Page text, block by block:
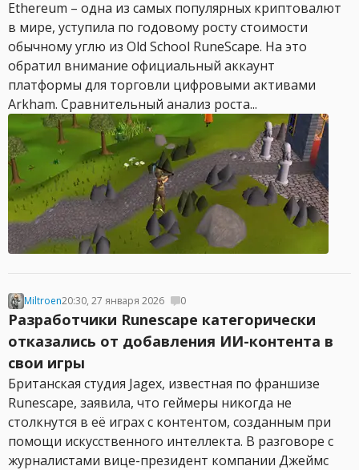
Ethereum – одна из самых популярных криптовалют
в мире, уступила по годовому росту стоимости
обычному углю из Old School RuneScape. На это
обратил внимание официальный аккаунт
платформы для торговли цифровыми активами
Arkham. Сравнительный анализ роста...
Miltroen20:30, 27 января 2026 0
Разработчики Runescape категорически
отказались от добавления ИИ-контента в
свои игры
Британская студия Jagex, известная по франшизе
Runescape, заявила, что геймеры никогда не
столкнутся в её играх с контентом, созданным при
помощи искусственного интеллекта. В разговоре с
журналистами вице-президент компании Джеймс